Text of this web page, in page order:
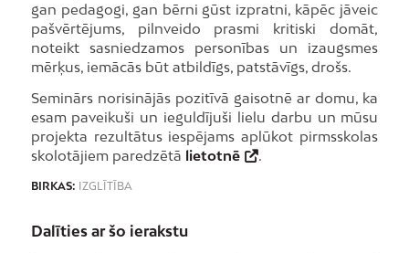
gan pedagogi, gan bērni gūst izpratni, kāpēc jāveic
pašvērtējums, pilnveido prasmi kritiski domāt,
noteikt sasniedzamos personības un izaugsmes
mērķus, iemācās būt atbildīgs, patstāvīgs, drošs.
Seminārs norisinājās pozitīvā gaisotnē ar domu, ka
esam paveikuši un ieguldījuši lielu darbu un mūsu
projekta rezultātus iespējams aplūkot pirmsskolas
skolotājiem paredzētā lietotnē .
BIRKAS: IZGLĪTĪBA
Dalīties ar šo ierakstu